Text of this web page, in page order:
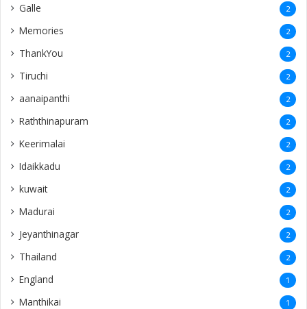
Galle 2
Memories 2
ThankYou 2
Tiruchi 2
aanaipanthi 2
Raththinapuram 2
Keerimalai 2
Idaikkadu 2
kuwait 2
Madurai 2
Jeyanthinagar 2
Thailand 2
England 1
Manthikai 1